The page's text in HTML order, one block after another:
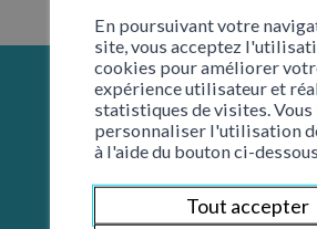
En poursuivant votre
site, vous acceptez
cookies pour améliorer
expérience utilisateur et
statistiques de visites. Vous
personnaliser l'utilisation
à l'aide du bouton ci-dessous.
Tout accepter